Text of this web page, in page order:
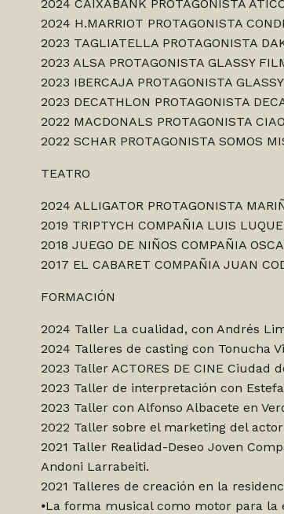
2024 CAIXABANK PROTAGONISTA
2024 H.MARRIOT PROTAGONISTA
2023 TAGLIATELLA PROTAGONISTA
2023 ALSA PROTAGONISTA GLASSY
2023 IBERCAJA PROTAGONISTA
2023 DECATHLON PROTAGONISTA
2022 MACDONALS PROTAGONISTA
2022 SCHAR PROTAGONISTA SOMOS
TEATRO
2024 ALLIGATOR PROTAGONISTA
2019 TRIPTYCH COMPAÑIA LUIS LUQUE
2018 JUEGO DE NIÑOS COMPAÑIA
2017 EL CABARET COMPAÑIA JUAN
FORMACIÓN
2024 Taller La cualidad, con Andrés
2024 Talleres de casting con Tonucha
2023 Taller ACTORES DE CINE Ciudad
2023 Taller de interpretación con
2023 Taller con Alfonso Albacete en
2022 Taller sobre el marketing del
2021 Taller Realidad-Deseo Joven
Andoni Larrabeiti.
2021 Talleres de creación en la
⦁La forma musical como motor para la